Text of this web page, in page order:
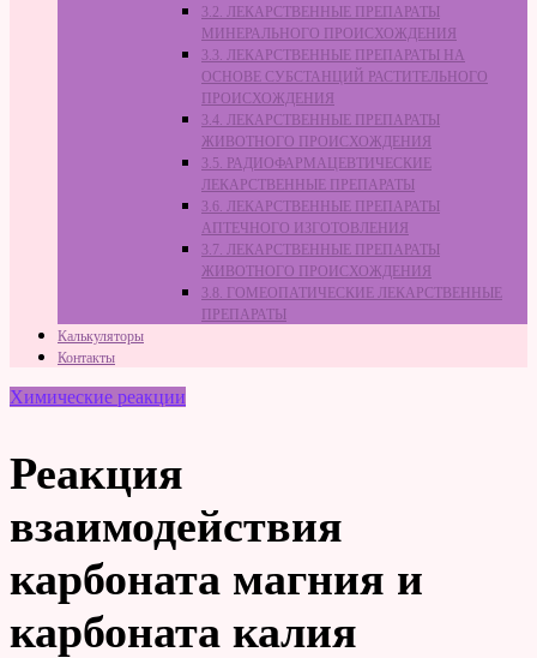
3.2. ЛЕКАРСТВЕННЫЕ ПРЕПАРАТЫ
МИНЕРАЛЬНОГО ПРОИСХОЖДЕНИЯ
3.3. ЛЕКАРСТВЕННЫЕ ПРЕПАРАТЫ НА
ОСНОВЕ СУБСТАНЦИЙ РАСТИТЕЛЬНОГО
ПРОИСХОЖДЕНИЯ
3.4. ЛЕКАРСТВЕННЫЕ ПРЕПАРАТЫ
ЖИВОТНОГО ПРОИСХОЖДЕНИЯ
3.5. РАДИОФАРМАЦЕВТИЧЕСКИЕ
ЛЕКАРСТВЕННЫЕ ПРЕПАРАТЫ
3.6. ЛЕКАРСТВЕННЫЕ ПРЕПАРАТЫ
АПТЕЧНОГО ИЗГОТОВЛЕНИЯ
3.7. ЛЕКАРСТВЕННЫЕ ПРЕПАРАТЫ
ЖИВОТНОГО ПРОИСХОЖДЕНИЯ
3.8. ГОМЕОПАТИЧЕСКИЕ ЛЕКАРСТВЕННЫЕ
ПРЕПАРАТЫ
Калькуляторы
Контакты
Химические реакции
Реакция
взаимодействия
карбоната магния и
карбоната калия